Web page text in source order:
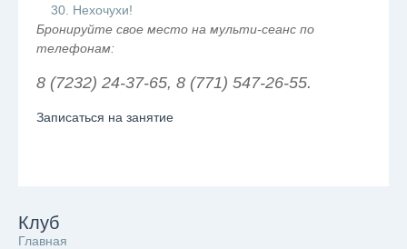
Нехочухи!
Бронируйте свое место на мульти-сеанс по
телефонам:
8 (7232) 24-37-65, 8 (771) 547-26-55.
Записаться на занятие
Клуб
Главная